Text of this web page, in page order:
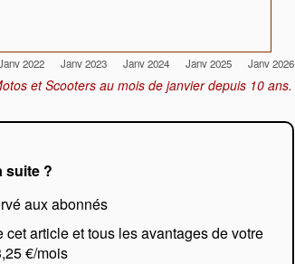
2022 Janv 2023 Janv 2024 Janv 2025 Janv 2026
et Scooters au mois de janvier depuis 10 ans.
suite ?
aux abonnés
article et tous les avantages de votre
€/mois